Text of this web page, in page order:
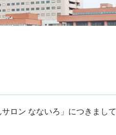
ロン なないろ」につきまし